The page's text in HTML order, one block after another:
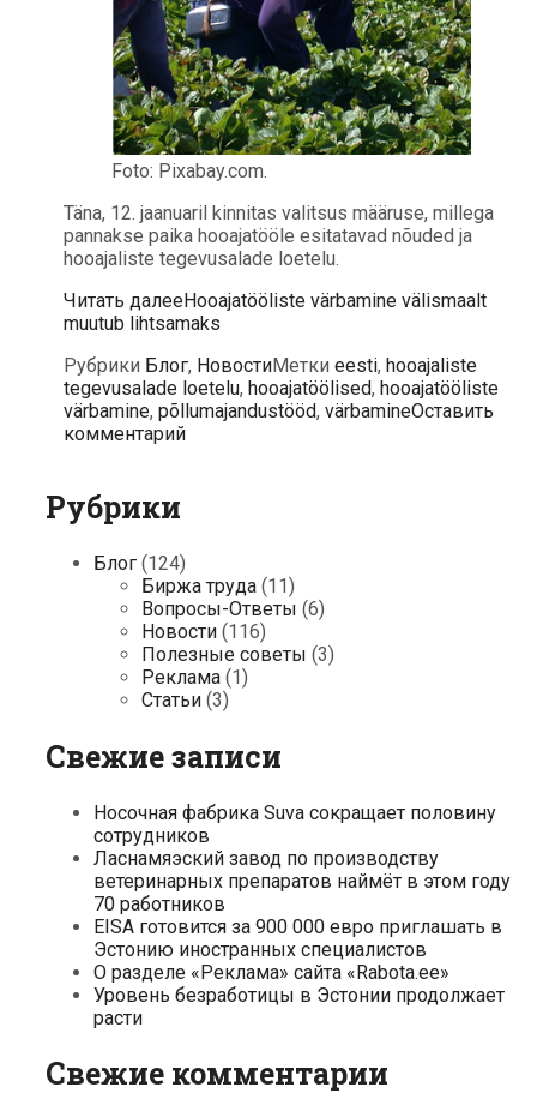
Foto: Pixabay.com.
Täna, 12. jaanuaril kinnitas valitsus määruse, millega
pannakse paika hooajatööle esitatavad nõuded ja
hooajaliste tegevusalade loetelu.
Читать далееHooajatööliste värbamine välismaalt
muutub lihtsamaks
Рубрики Блог, НовостиМетки eesti, hooajaliste
tegevusalade loetelu, hooajatöölised, hooajatööliste
värbamine, põllumajandustööd, värbamineОставить
комментарий
Рубрики
Блог (124)
Биржа труда (11)
Вопросы-Ответы (6)
Новости (116)
Полезные советы (3)
Реклама (1)
Статьи (3)
Свежие записи
Носочная фабрика Suva сокращает половину
сотрудников
Ласнамяэский завод по производству
ветеринарных препаратов наймёт в этом году
70 работников
EISA готовится за 900 000 евро приглашать в
Эстонию иностранных специалистов
О разделе «Реклама» сайта «Rabota.ee»
Уровень безработицы в Эстонии продолжает
расти
Свежие комментарии